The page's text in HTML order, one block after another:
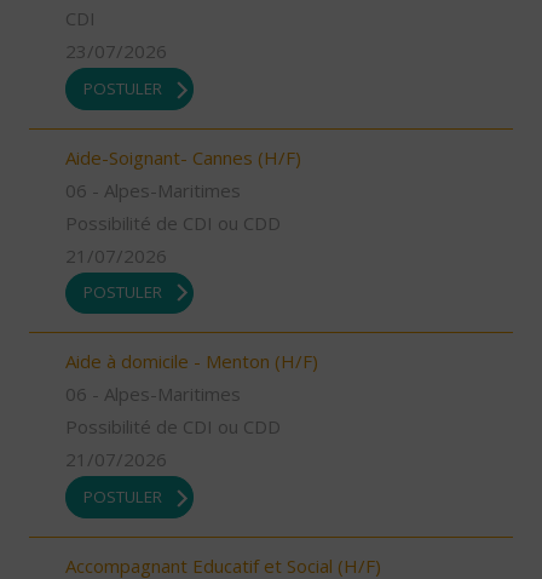
CDI
23/07/2026
POSTULER
Aide-Soignant- Cannes (H/F)
06 - Alpes-Maritimes
Possibilité de CDI ou CDD
21/07/2026
POSTULER
Aide à domicile - Menton (H/F)
06 - Alpes-Maritimes
Possibilité de CDI ou CDD
21/07/2026
POSTULER
Accompagnant Educatif et Social (H/F)